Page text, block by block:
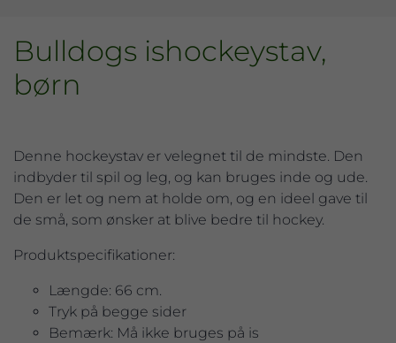
Bulldogs ishockeystav,
børn
Denne hockeystav er velegnet til de mindste. Den
indbyder til spil og leg, og kan bruges inde og ude.
Den er let og nem at holde om, og en ideel gave til
de små, som ønsker at blive bedre til hockey.
Produktspecifikationer:
Længde: 66 cm.
Tryk på begge sider
Bemærk: Må ikke bruges på is